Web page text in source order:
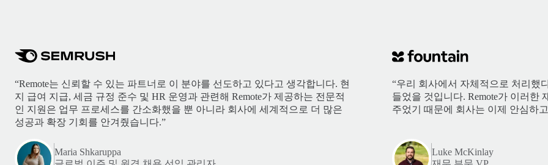
“Remote는 신뢰할 수 있는 파트너로 이 분야를 선도하고 있다고 생각합니다. 현
지 급여 지급, 세금 규정 준수 및 HR 운영과 관련해 Remote가 제공하는 전문적
인 지원은 업무 프로세스를 간소화했을 뿐 아니라 회사에 세계적으로 더 많은
성공과 확장 기회를 안겨줬습니다.”
Maria Shkaruppa
“우리 회사에서 자체적으로 처리했
들었을 것입니다. Remote가 이러한
주었기 때문에 회사는 이제 안심하
Luke McKinlay